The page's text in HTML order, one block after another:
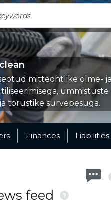
mitteohtlike olme- ja
ummistuste
torustike survepesuga.
Finances Liabilities
feed
?